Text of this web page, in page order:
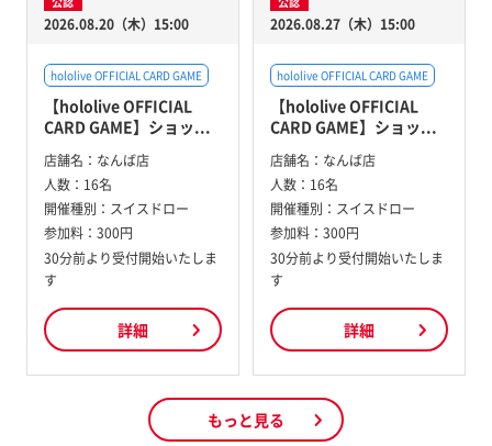
2026.08.20（木）15:00
hololive OFFICIAL CARD GAME
【hololive OFFICIAL
CARD GAME】ショッ...
店舗名： なんば店
人数： 16名
開催種別： スイスドロー
参加料： 300円
30分前より受付開始いたしま
す
詳細
2026.08.27（木）15:00
hololive OFFICIAL CARD GAME
【hololive OFFICIAL
CARD GAME】ショッ...
店舗名： なんば店
人数： 16名
開催種別： スイスドロー
参加料： 300円
30分前より受付開始いたしま
す
詳細
もっと見る